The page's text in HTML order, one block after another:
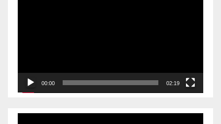
00:00 02:19